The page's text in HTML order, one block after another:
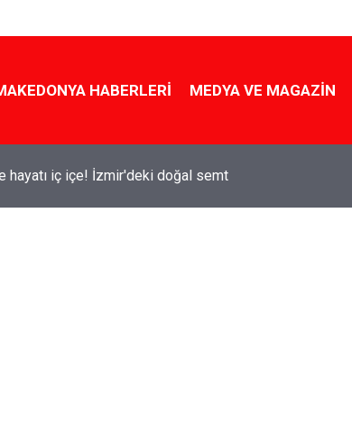
HABERLERI MEDYA VE MAGAZIN
hayatı iç içe! İzmir'deki doğal semt